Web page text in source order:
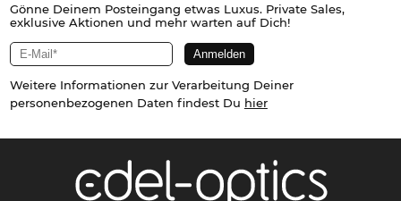
Gönne Deinem Posteingang etwas Luxus. Private Sales,
exklusive Aktionen und mehr warten auf Dich!
Weitere Informationen zur Verarbeitung Deiner
personenbezogenen Daten findest Du hier